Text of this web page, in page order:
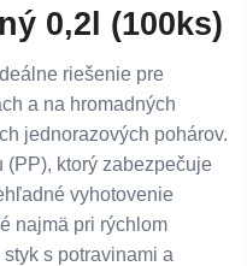
0,2l (100ks)
riešenie pre
a na hromadných
jednorazových pohárov.
(PP), ktorý zabezpečuje
vyhotovenie
najmä pri rýchlom
s potravinami a